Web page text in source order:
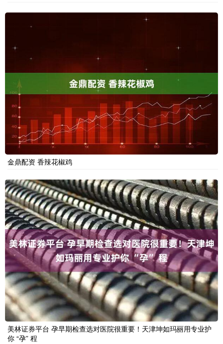
金鼎配资 香辣花椒鸡
美林证券平台 孕早期检查选对医院很重要！天津坤如玛丽用专业护
你 “孕” 程